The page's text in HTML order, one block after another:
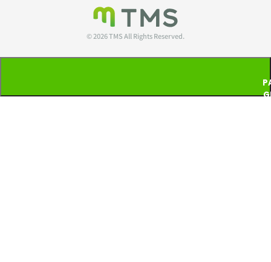
© 2026 TMS All Rights Reserved.